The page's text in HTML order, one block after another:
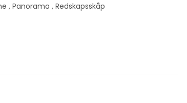
, Panorama , Redskapsskåp